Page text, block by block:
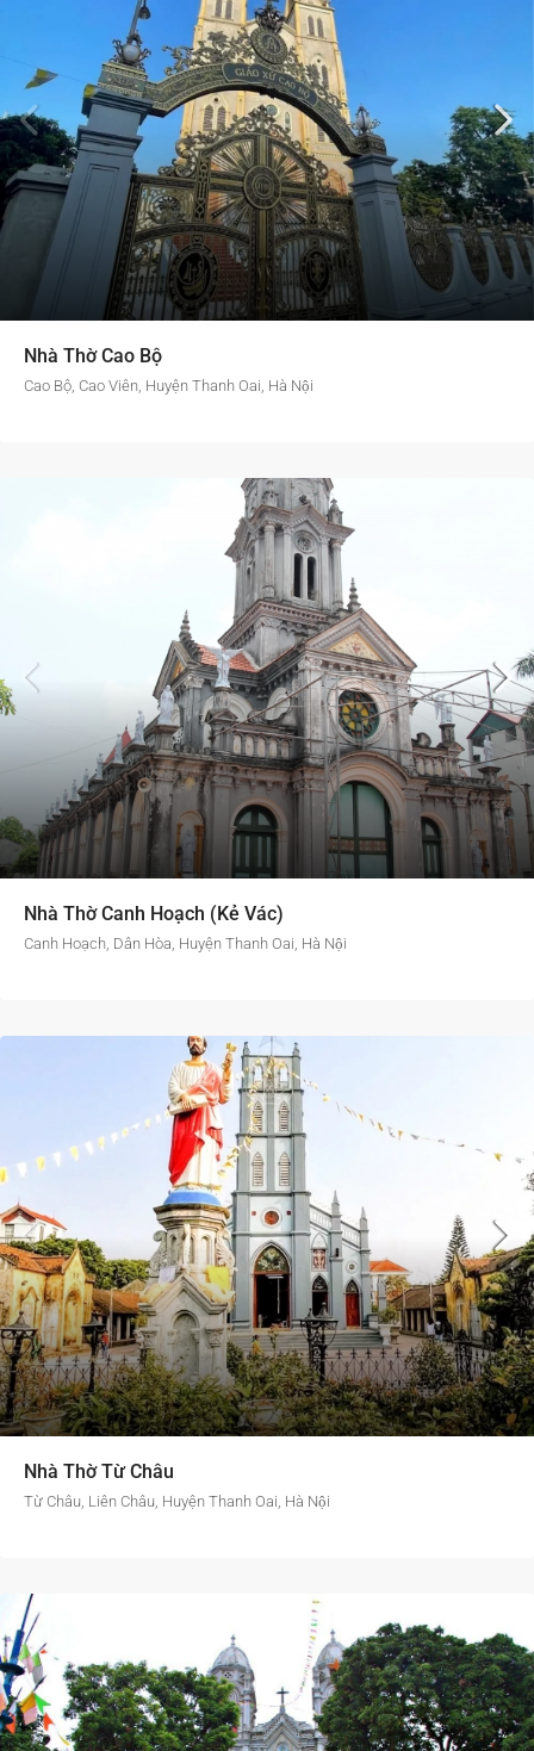
Nhà Thờ Cao Bộ
Cao Bộ, Cao Viên, Huyện Thanh Oai, Hà Nội
Nhà Thờ Canh Hoạch (Kẻ Vác)
Canh Hoạch, Dân Hòa, Huyện Thanh Oai, Hà Nội
Nhà Thờ Từ Châu
Từ Châu, Liên Châu, Huyện Thanh Oai, Hà Nội